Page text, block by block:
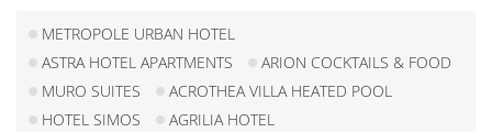
METROPOLE URBAN HOTEL
ASTRA HOTEL APARTMENTS
ARION COCKTAILS & FOOD
MURO SUITES
ACROTHEA VILLA HEATED POOL
HOTEL SIMOS
AGRILIA HOTEL